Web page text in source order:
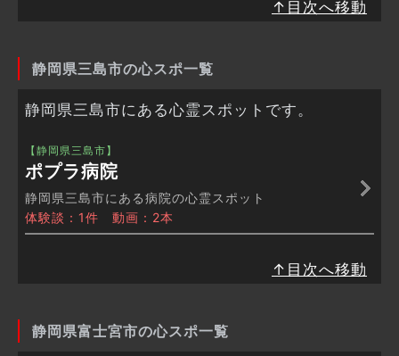
↑目次へ移動
静岡県三島市の心スポ一覧
静岡県三島市にある心霊スポットです。
【静岡県三島市】
ポプラ病院
静岡県三島市にある病院の心霊スポット
体験談：1件 動画：2本
↑目次へ移動
静岡県富士宮市の心スポ一覧